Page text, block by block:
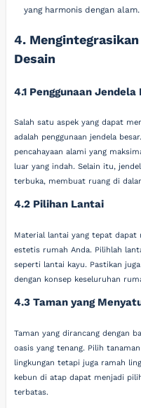
yang harmonis dengan alam.
4.
Desain
4.1 Penggunaan Jendela
Salah satu aspek yang dapat
adalah penggunaan jendela
pencahayaan alami yang
luar yang indah. Selain itu,
terbuka, membuat ruang di
4.2 Pilihan Lantai
Material lantai yang tepat dapat
estetis rumah Anda. Pilihlah
seperti lantai kayu. Pastikan
dengan konsep keseluruhan
4.3 Taman yang
Taman yang dirancang dengan
oasis yang tenang. Pilih
lingkungan tetapi juga ramah
kebun di atap dapat menjadi
terbatas.